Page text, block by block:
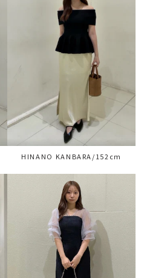
HINANO KANBARA/152cm